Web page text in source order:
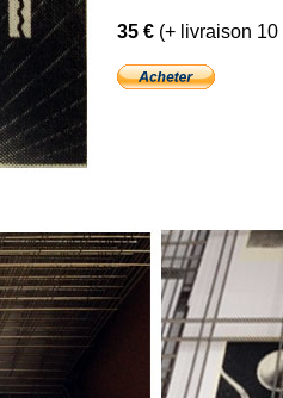
35 € (+ livraison 10